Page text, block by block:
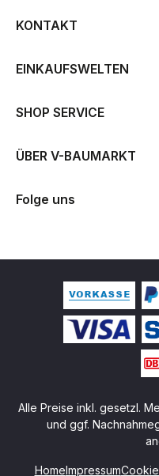
KONTAKT
EINKAUFSWELTEN
SHOP SERVICE
ÜBER V-BAUMARKT
Folge uns
Alle Preise inkl. gesetzl.
und ggf.
HomeImpressum